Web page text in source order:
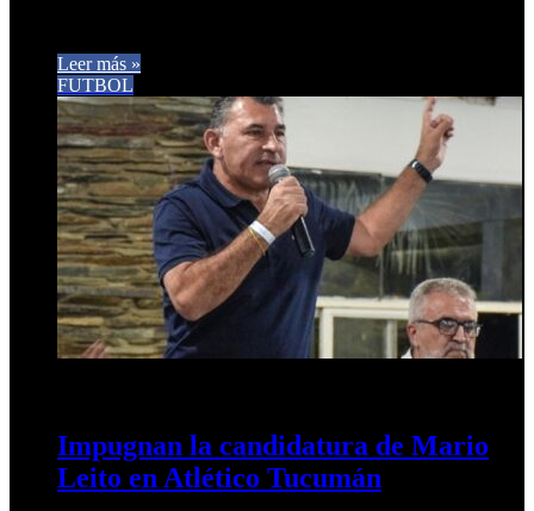
Leer más »
FUTBOL
Impugnan la candidatura de Mario
Leito en Atlético Tucumán